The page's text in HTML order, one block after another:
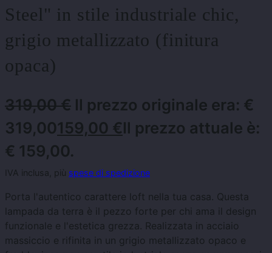
Steel" in stile industriale chic,
grigio metallizzato (finitura
opaca)
319,00€ Il prezzo originale era: €
319,00159,00 €Il prezzo attuale è:
€ 159,00.
IVA inclusa, più spese di spedizione
Porta l'autentico carattere loft nella tua casa. Questa
lampada da terra è il pezzo forte per chi ama il design
funzionale e l'estetica grezza. Realizzata in acciaio
massiccio e rifinita in un grigio metallizzato opaco e